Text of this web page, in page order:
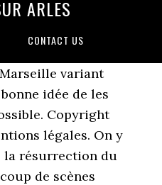
ARLES
CONTACT US
variant
idée de les
Copyright
légales. On y
la résurrection du
de scènes